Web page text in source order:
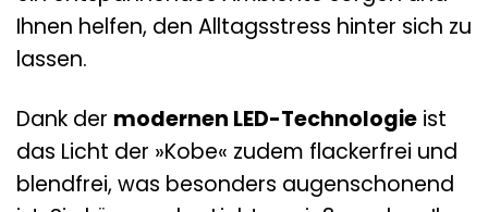
Ihnen helfen, den Alltagsstress hinter sich zu
lassen.
Dank der modernen LED-Technologie ist
das Licht der »Kobe« zudem flackerfrei und
blendfrei, was besonders augenschonend